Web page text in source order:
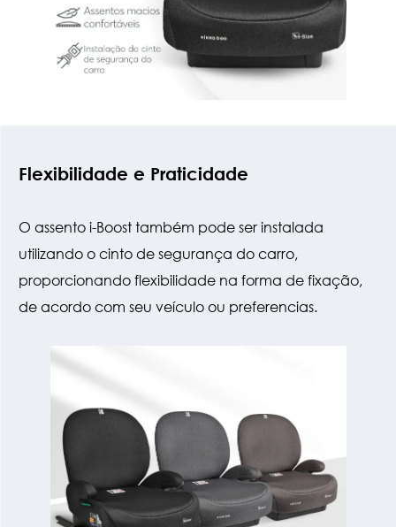
Flexibilidade e Praticidade
O assento i-Boost também pode ser instalada
utilizando o cinto de segurança do carro,
proporcionando flexibilidade na forma de fixação,
de acordo com seu veículo ou preferencias.